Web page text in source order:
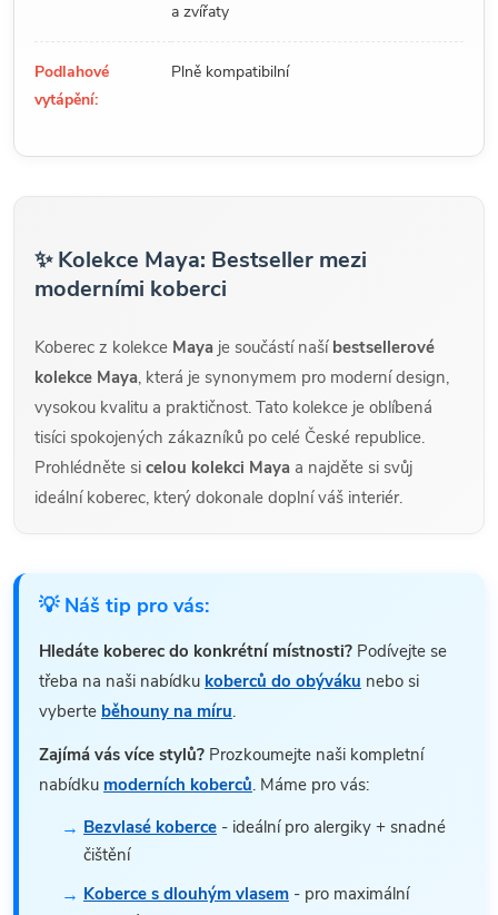
a zvířaty
Podlahové
vytápění:
Plně kompatibilní
✨ Kolekce Maya: Bestseller mezi
moderními koberci
Koberec z kolekce Maya je součástí naší bestsellerové
kolekce Maya, která je synonymem pro moderní design,
vysokou kvalitu a praktičnost. Tato kolekce je oblíbená
tisíci spokojených zákazníků po celé České republice.
Prohlédněte si celou kolekci Maya a najděte si svůj
ideální koberec, který dokonale doplní váš interiér.
💡 Náš tip pro vás:
Hledáte koberec do konkrétní místnosti? Podívejte se
třeba na naši nabídku koberců do obýváku nebo si
vyberte běhouny na míru.
Zajímá vás více stylů? Prozkoumejte naši kompletní
nabídku moderních koberců. Máme pro vás:
Bezvlasé koberce - ideální pro alergiky + snadné
čištění
Koberce s dlouhým vlasem - pro maximální